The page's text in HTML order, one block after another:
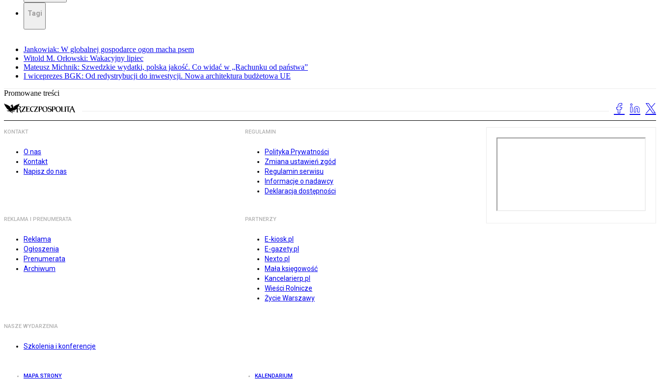
Tagi
Jankowiak: W globalnej gospodarce ogon macha psem
Witold M. Orłowski: Wakacyjny lipiec
Mateusz Michnik: Szwedzkie wydatki, polska jakość. Co widać w „Rachunku od państwa”
I wiceprezes BGK: Od redystrybucji do inwestycji. Nowa architektura budżetowa UE
Promowane treści
KONTAKT
O nas
Kontakt
Napisz do nas
REGULAMIN
Polityka Prywatności
Zmiana ustawień zgód
Regulamin serwisu
Informacje o nadawcy
Deklaracja dostępności
REKLAMA I PRENUMERATA
Reklama
Ogłoszenia
Prenumerata
Archiwum
PARTNERZY
E-kiosk.pl
E-gazety.pl
Nexto.pl
Mała księgowość
Kancelarierp.pl
Wieści Rolnicze
Życie Warszawy
NASZE WYDARZENIA
Szkolenia i konferencje
MAPA STRONY KALENDARIUM